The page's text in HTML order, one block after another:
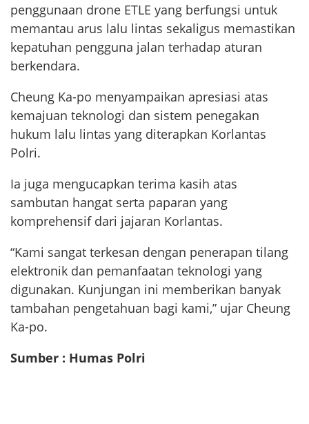
penggunaan drone ETLE yang berfungsi untuk
memantau arus lalu lintas sekaligus memastikan
kepatuhan pengguna jalan terhadap aturan
berkendara.
Cheung Ka-po menyampaikan apresiasi atas
kemajuan teknologi dan sistem penegakan
hukum lalu lintas yang diterapkan Korlantas
Polri.
Ia juga mengucapkan terima kasih atas
sambutan hangat serta paparan yang
komprehensif dari jajaran Korlantas.
“Kami sangat terkesan dengan penerapan tilang
elektronik dan pemanfaatan teknologi yang
digunakan. Kunjungan ini memberikan banyak
tambahan pengetahuan bagi kami,” ujar Cheung
Ka-po.
Sumber : Humas Polri